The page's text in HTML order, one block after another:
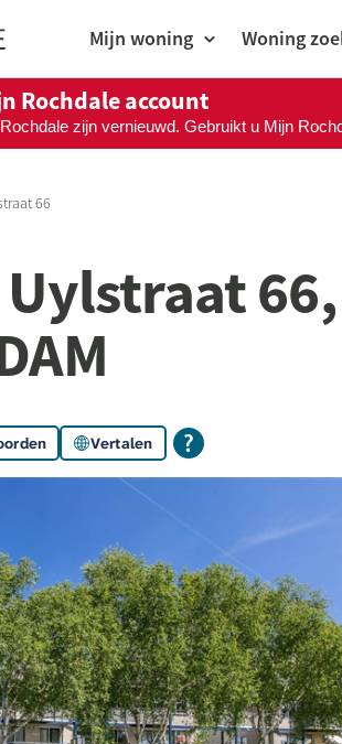
Mijn woning Woning
Rochdale account
zijn vernieuwd. Gebruikt u Mijn
66
66,
Vertalen